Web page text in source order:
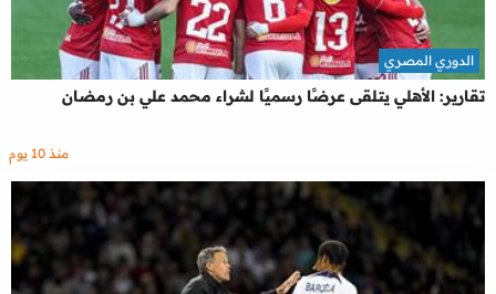
تقارير: الأهلي يتلقى عرضًا رسميًا لشراء محمد علي بن رمضان
الدوري المصري
منذ 10 يوم